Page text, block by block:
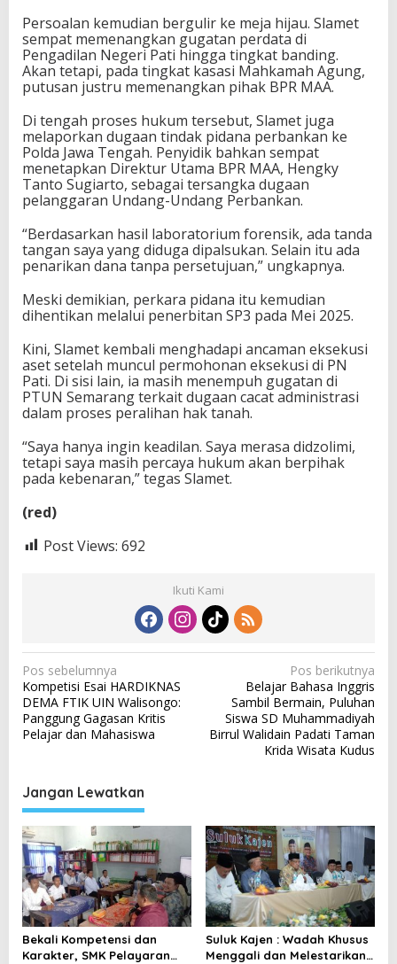
Persoalan kemudian bergulir ke meja hijau. Slamet
sempat memenangkan gugatan perdata di
Pengadilan Negeri Pati hingga tingkat banding.
Akan tetapi, pada tingkat kasasi Mahkamah Agung,
putusan justru memenangkan pihak BPR MAA.
Di tengah proses hukum tersebut, Slamet juga
melaporkan dugaan tindak pidana perbankan ke
Polda Jawa Tengah. Penyidik bahkan sempat
menetapkan Direktur Utama BPR MAA, Hengky
Tanto Sugiarto, sebagai tersangka dugaan
pelanggaran Undang-Undang Perbankan.
“Berdasarkan hasil laboratorium forensik, ada tanda
tangan saya yang diduga dipalsukan. Selain itu ada
penarikan dana tanpa persetujuan,” ungkapnya.
Meski demikian, perkara pidana itu kemudian
dihentikan melalui penerbitan SP3 pada Mei 2025.
Kini, Slamet kembali menghadapi ancaman eksekusi
aset setelah muncul permohonan eksekusi di PN
Pati. Di sisi lain, ia masih menempuh gugatan di
PTUN Semarang terkait dugaan cacat administrasi
dalam proses peralihan hak tanah.
“Saya hanya ingin keadilan. Saya merasa didzolimi,
tetapi saya masih percaya hukum akan berpihak
pada kebenaran,” tegas Slamet.
(red)
Post Views: 692
Ikuti Kami
N
a
v
i
a
s
i
p
o
s
Pos sebelumnya
Kompetisi Esai HARDIKNAS
DEMA FTIK UIN Walisongo:
Panggung Gagasan Kritis
Pelajar dan Mahasiswa
Pos berikutnya
Belajar Bahasa Inggris
Sambil Bermain, Puluhan
Siswa SD Muhammadiyah
Birrul Walidain Padati Taman
Krida Wisata Kudus
Jangan Lewatkan
Bekali Kompetensi dan
Karakter, SMK Pelayaran
Suluk Kajen : Wadah Khusus
Menggali dan Melestarikan